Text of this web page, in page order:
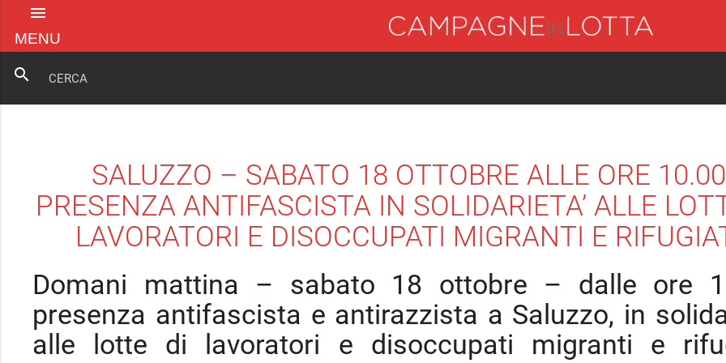
menu
MENU
search
SALUZZO – SABATO 18 OTTOBRE ALLE ORE 10.00
PRESENZA ANTIFASCISTA IN SOLIDARIETA’ ALLE
LAVORATORI E DISOCCUPATI MIGRANTI E
Domani mattina – sabato 18 ottobre – dalle ore
presenza antifascista e antirazzista a Saluzzo, in
alle lotte di lavoratori e disoccupati migranti e